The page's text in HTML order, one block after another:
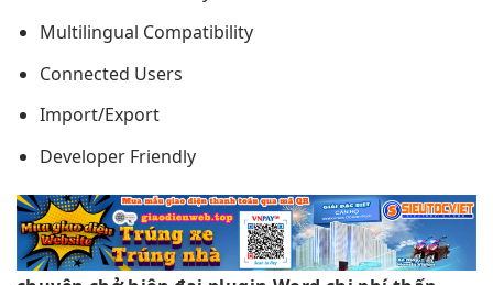
Multilingual Compatibility
Connected Users
Import/Export
Developer Friendly